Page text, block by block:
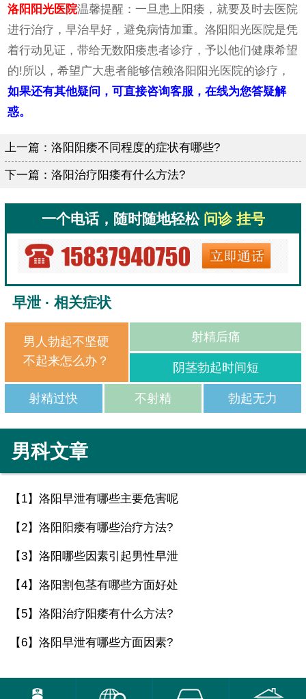
洛阳阳光医院温馨提醒：一旦患上阳痿，就要及时去医院
进行治疗，早治早好，避免病情加重。洛阳阳光医院是凭
着行动见证，带给无数阳痿患者诊疗，予以他们健康希望
的!所以，希望广大患者能够信赖洛阳阳光医院的诊疗，
如果还有其他疑问，可直接咨询客服，在线为您答疑解
惑。
上一篇： 洛阳阳痿不同程度的症状有哪些?
下一篇： 洛阳治疗阳痿有什么方法?
一个电话，随时随地轻松 问诊 挂号
早泄 · 相关症状
男人勃起不坚硬
不起来怎么办？
射精后痛
阴茎勃起时间短
射精过快 不射精 勃起无力
男科文章
【1】 洛阳早泄有哪些主要危害呢
【2】 洛阳阳痿有哪些治疗方法?
【3】 洛阳哪些因素引起男性早泄
【4】 洛阳割包茎有哪些方面好处
【5】 洛阳治疗阳痿有什么方法?
【6】 洛阳早泄有哪些方面因素?